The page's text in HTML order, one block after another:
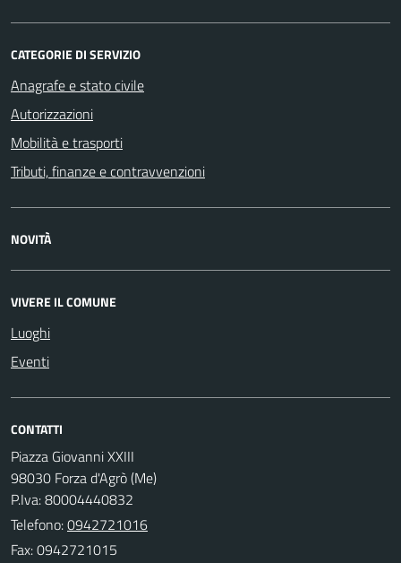
CATEGORIE DI SERVIZIO
Anagrafe e stato civile
Autorizzazioni
Mobilità e trasporti
Tributi, finanze e contravvenzioni
NOVITÀ
VIVERE IL COMUNE
Luoghi
Eventi
CONTATTI
Piazza Giovanni XXIII
98030 Forza d'Agrò (Me)
P.Iva: 80004440832
Telefono:0942721016
Fax: 0942721015